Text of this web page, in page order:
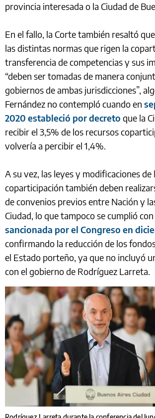
provincia interesada o la Ciudad de
En el fallo, la Corte también resaltó
las distintas normas que rigen la
transferencia de competencias y sus
“deben ser tomadas de manera
gobiernos de ambas jurisdicciones”,
Fernández no contempló cuando en
2020 estableció por decreto que la
recibir el 3,5% de los recursos
volvería a percibir el 1,4%.
A su vez, las leyes y modificaciones de
coparticipación también deben
de convenios previos entre Nación y
Ciudad, lo que tampoco se cumplió con
sancionada por el Congreso en
confirmando la reducción de los
el Estado porteño, ya que no incluyó
con el gobierno de Rodríguez Larreta.